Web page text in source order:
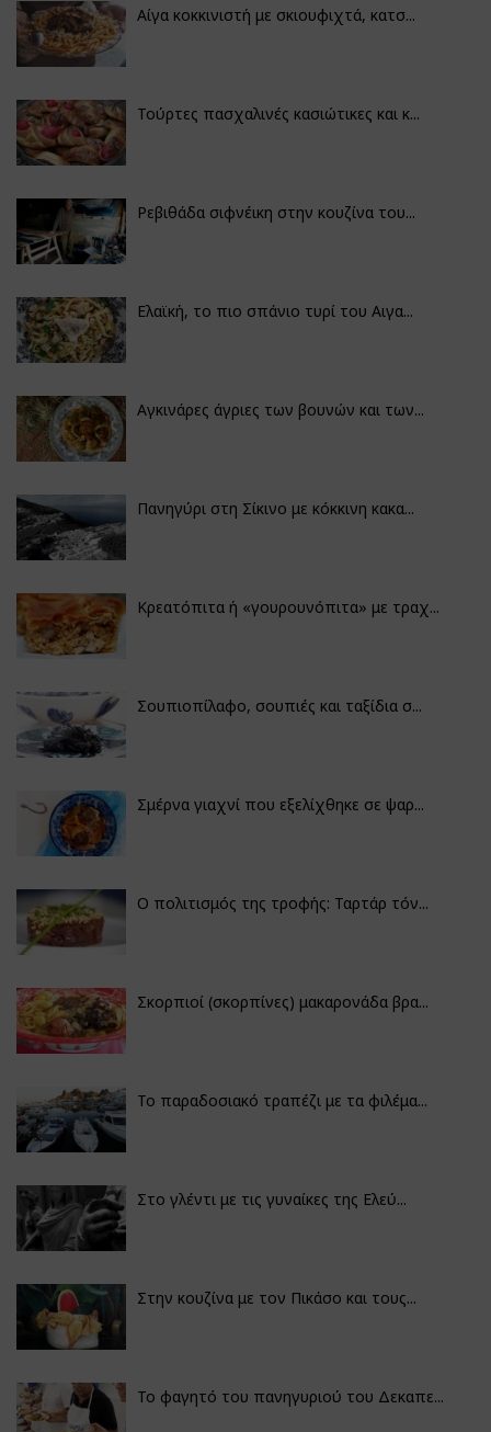
Αίγα κοκκινιστή με σκιουφιχτά, κατσ...
Τούρτες πασχαλινές κασιώτικες και κ...
Ρεβιθάδα σιφνέικη στην κουζίνα του...
Ελαϊκή, το πιο σπάνιο τυρί του Αιγα...
Αγκινάρες άγριες των βουνών και των...
Πανηγύρι στη Σίκινο με κόκκινη κακα...
Κρεατόπιτα ή «γουρουνόπιτα» με τραχ...
Σουπιοπίλαφο, σουπιές και ταξίδια σ...
Σμέρνα γιαχνί που εξελίχθηκε σε ψαρ...
Ο πολιτισμός της τροφής: Ταρτάρ τόν...
Σκορπιοί (σκορπίνες) μακαρονάδα βρα...
Το παραδοσιακό τραπέζι με τα φιλέμα...
Στο γλέντι με τις γυναίκες της Ελεύ...
Στην κουζίνα με τον Πικάσο και τους...
Το φαγητό του πανηγυριού του Δεκαπε...